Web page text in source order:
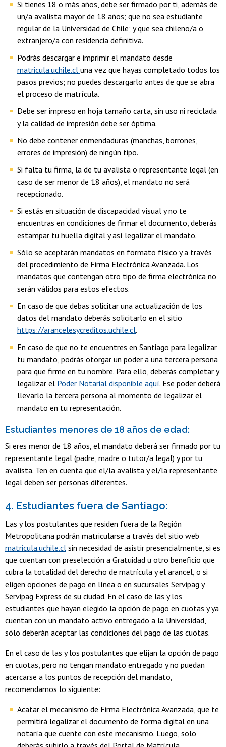
Si tienes 18 o más años, debe ser firmado por ti, además de
un/a avalista mayor de 18 años; que no sea estudiante
regular de la Universidad de Chile; y que sea chileno/a o
extranjero/a con residencia definitiva.
Podrás descargar e imprimir el mandato desde
matricula.uchile.cl una vez que hayas completado todos los
pasos previos; no puedes descargarlo antes de que se abra
el proceso de matrícula.
Debe ser impreso en hoja tamaño carta, sin uso ni reciclada
y la calidad de impresión debe ser óptima.
No debe contener enmendaduras (manchas, borrones,
errores de impresión) de ningún tipo.
Si falta tu firma, la de tu avalista o representante legal (en
caso de ser menor de 18 años), el mandato no será
recepcionado.
Si estás en situación de discapacidad visual y no te
encuentras en condiciones de firmar el documento, deberás
estampar tu huella digital y así legalizar el mandato.
Sólo se aceptarán mandatos en formato físico y a través
del procedimiento de Firma Electrónica Avanzada. Los
mandatos que contengan otro tipo de firma electrónica no
serán válidos para estos efectos.
En caso de que debas solicitar una actualización de los
datos del mandato deberás solicitarlo en el sitio
https://arancelesycreditos.uchile.cl.
En caso de que no te encuentres en Santiago para legalizar
tu mandato, podrás otorgar un poder a una tercera persona
para que firme en tu nombre. Para ello, deberás completar y
legalizar el Poder Notarial disponible aquí. Ese poder deberá
llevarlo la tercera persona al momento de legalizar el
mandato en tu representación.
Estudiantes menores de 18 años de edad:
Si eres menor de 18 años, el mandato deberá ser firmado por tu
representante legal (padre, madre o tutor/a legal) y por tu
avalista. Ten en cuenta que el/la avalista y el/la representante
legal deben ser personas diferentes.
4. Estudiantes fuera de Santiago:
Las y los postulantes que residen fuera de la Región
Metropolitana podrán matricularse a través del sitio web
matricula.uchile.cl sin necesidad de asistir presencialmente, si es
que cuentan con preselección a Gratuidad u otro beneficio que
cubra la totalidad del derecho de matrícula y el arancel, o si
eligen opciones de pago en línea o en sucursales Servipag y
Servipag Express de su ciudad. En el caso de las y los
estudiantes que hayan elegido la opción de pago en cuotas y ya
cuentan con un mandato activo entregado a la Universidad,
sólo deberán aceptar las condiciones del pago de las cuotas.
En el caso de las y los postulantes que elijan la opción de pago
en cuotas, pero no tengan mandato entregado y no puedan
acercarse a los puntos de recepción del mandato,
recomendamos lo siguiente:
Acatar el mecanismo de Firma Electrónica Avanzada, que te
permitirá legalizar el documento de forma digital en una
notaría que cuente con este mecanismo. Luego, solo